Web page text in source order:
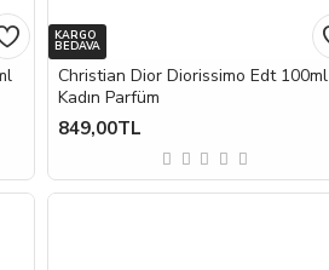
KARGO
BEDAVA
Christian Dior Diorissimo Edt 100ml
Kadın Parfüm
849,00TL